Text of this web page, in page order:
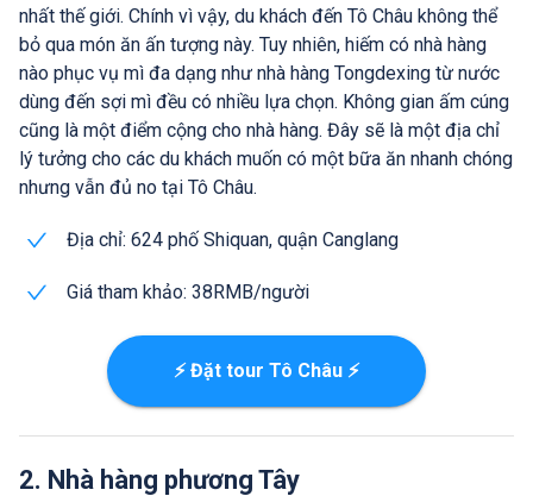
nhất thế giới. Chính vì vậy, du khách đến Tô Châu không thể
bỏ qua món ăn ấn tượng này. Tuy nhiên, hiếm có nhà hàng
nào phục vụ mì đa dạng như nhà hàng Tongdexing từ nước
dùng đến sợi mì đều có nhiều lựa chọn. Không gian ấm cúng
cũng là một điểm cộng cho nhà hàng. Đây sẽ là một địa chỉ
lý tưởng cho các du khách muốn có một bữa ăn nhanh chóng
nhưng vẫn đủ no tại Tô Châu.
Địa chỉ: 624 phố Shiquan, quận Canglang
Giá tham khảo: 38RMB/người
⚡ Đặt tour Tô Châu ⚡
2. Nhà hàng phương Tây